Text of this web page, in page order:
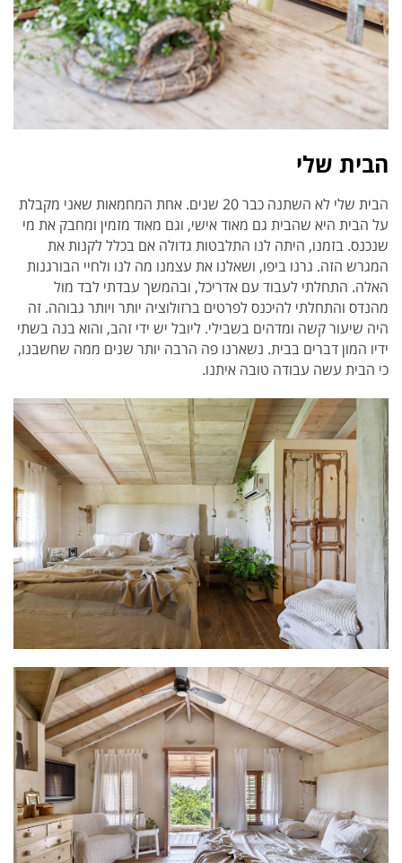
הבית שלי
הבית שלי לא השתנה כבר 20 שנים. אחת המחמאות שאני מקבלת
על הבית היא שהבית גם מאוד אישי, וגם מאוד מזמין ומחבק את מי
שנכנס. בזמנו, היתה לנו התלבטות גדולה אם בכלל לקנות את
המגרש הזה. גרנו ביפו, ושאלנו את עצמנו מה לנו ולחיי הבורגנות
האלה. התחלתי לעבוד עם אדריכל, ובהמשך עבדתי לבד מול
מהנדס והתחלתי להיכנס לפרטים ברזולוציה יותר ויותר גבוהה. זה
היה שיעור קשה ומדהים בשבילי. ליובל יש ידי זהב, והוא בנה בשתי
ידיו המון דברים בבית. נשארנו פה הרבה יותר שנים ממה שחשבנו,
כי הבית עשה עבודה טובה איתנו.